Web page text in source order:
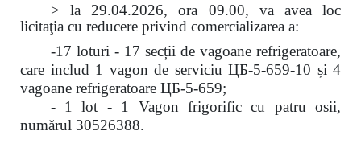
> la 29.04.2026, ora 09.00, va avea loc
licitaţia cu reducere privind comercializarea a:
-17 loturi - 17 secții de vagoane refrigeratoare,
care includ 1 vagon de serviciu ЦБ-5-659-10 și 4
vagoane refrigeratoare ЦБ-5-659;
- 1 lot - 1 Vagon frigorific cu patru osii,
numărul 30526388.